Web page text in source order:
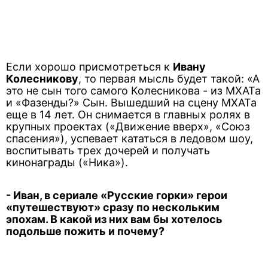
Если хорошо присмотреться к Ивану
Колесникову, то первая мысль будет такой: «А
это не сын того самого Колесникова - из МХАТа
и «Фазенды?» Сын. Вышедший на сцену МХАТа
еще в 14 лет. Он снимается в главных ролях в
крупных проектах («Движение вверх», «Союз
спасения»), успевает кататься в ледовом шоу,
воспитывать трех дочерей и получать
кинонаграды («Ника»).
- Иван, в сериале «Русские горки» герои
«путешествуют» сразу по нескольким
эпохам. В какой из них вам бы хотелось
подольше пожить и почему?